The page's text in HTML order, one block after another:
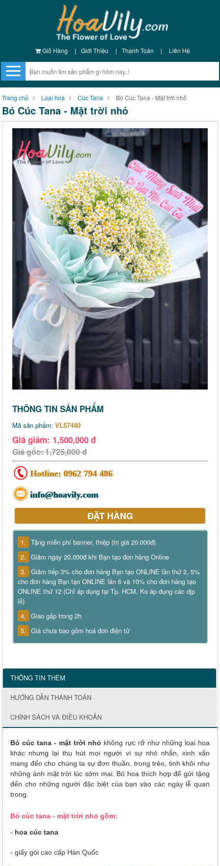
Giỏ Hàng | Giới Thiệu | Thanh Toán | Liên Hệ
Trang chủ Loại hoa Cúc Tana Bó Cúc Tana - Mặt trời nhỏ
Bó Cúc Tana - Mặt trời nhỏ
THÔNG TIN SẢN PHẨM
Mã sản phẩm: VL57440
Giá giảm: 1,500,000 đ
Giá gốc: 1,725,000 đ
Hotline: 0962 794 486
info@hoavily.com
ĐẶT HÀNG
1. Tặng miễn phí banner, thiệp (trị giá 20.000đ)
2. Giảm ngay 20.000đ khi Bạn tạo đơn hàng Online
3. Giảm tiếp 3% cho đơn hàng Bạn tạo ONLINE lần thứ 2, 5%
cho đơn hàng Bạn tạo ONLINE lần 6 và 10% cho đơn hàng tạo
ONLINE thứ 12 (Chỉ áp dụng tại Tp. HCM, Ko áp dụng các dịp
lễ)
4. Giao gấp trong 2h
5. Giá chưa bao gồm hoá đơn điện tử
THÔNG TIN THÊM
HƯỚNG DẪN THANH TOÁN
CHÍNH SÁCH VÀ ĐIỀU KHOẢN
Bó cúc tana - mặt trời nhỏ không rực rỡ như những loại hoa
khác nhưng lại thu hút mọi người vì sự nhỏ nhắn, xinh xắn
mang đến cho chúng ta sự đơn thuần, trong trẻo, tinh khôi như
những ánh mặt trời lúc sớm mai. Bó hoa thích hợp để gửi tặng
đến cho những người đặc biệt của bạn vào các ngày lễ quan
trong.
Bó cúc tana - mặt trời nhỏ gồm:
- hoa cúc tana
- giấy gói cao cấp Hàn Quốc